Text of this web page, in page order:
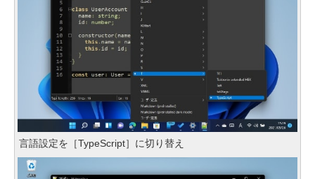
言語設定を［TypeScript］に切り替え